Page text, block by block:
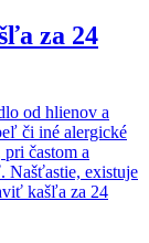
za 24
od hlienov a
či iné alergické
častom a
Našťastie, existuje
kašľa za 24